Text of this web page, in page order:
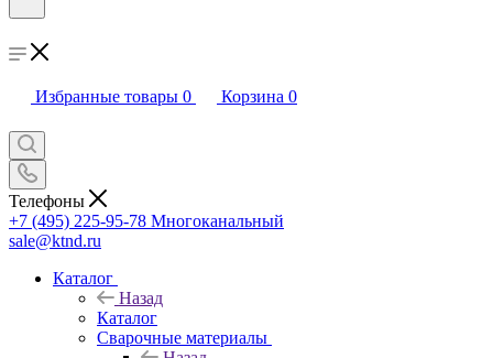
Избранные товары 0 Корзина 0
Телефоны
+7 (495) 225-95-78 Многоканальный
sale@ktnd.ru
Каталог
Назад
Каталог
Сварочные материалы